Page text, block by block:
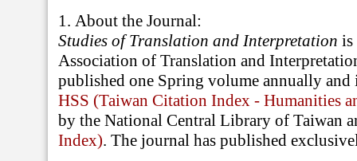
1. About the Journal:
Studies of Translation and Interpretation is
Association of Translation and
published one Spring volume annually
HSS (Taiwan Citation Index - Humanities
by the National Central Library of Taiwan
Index). The journal has published